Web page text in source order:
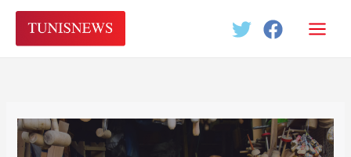
Aller
contenu